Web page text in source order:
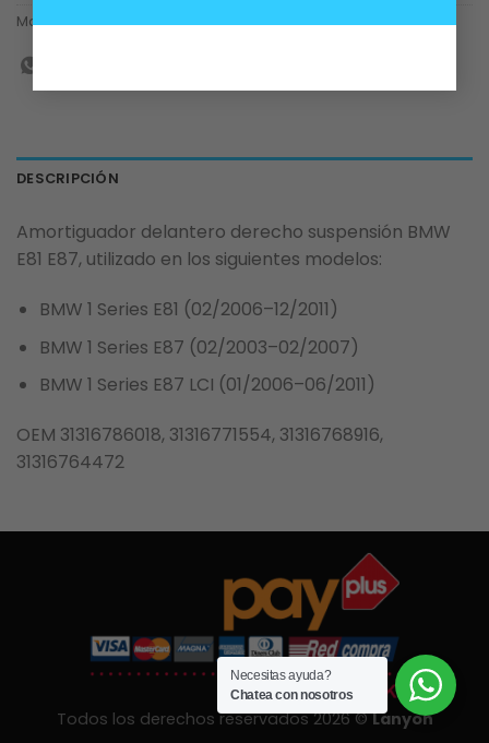
Marca:KAZOKU
DESCRIPCIÓN
Amortiguador delantero derecho suspensión BMW
E81 E87, utilizado en los siguientes modelos:
BMW 1 Series E81 (02/2006–12/2011)
BMW 1 Series E87 (02/2003–02/2007)
BMW 1 Series E87 LCI (01/2006–06/2011)
OEM 31316786018, 31316771554, 31316768916,
31316764472
Todos los derechos reservados 2026 ©Lanyon
Necesitas ayuda?
Chatea con nosotros